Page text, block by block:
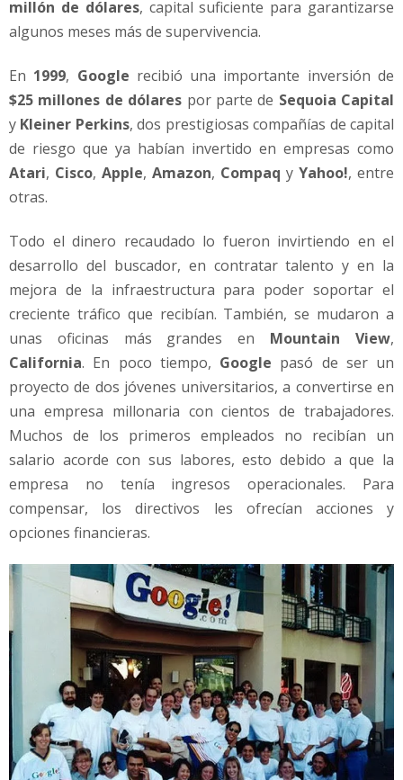
millón de dólares, capital suficiente para garantizarse
algunos meses más de supervivencia.
En 1999, Google recibió una importante inversión de
$25 millones de dólares por parte de Sequoia Capital
y Kleiner Perkins, dos prestigiosas compañías de capital
de riesgo que ya habían invertido en empresas como
Atari, Cisco, Apple, Amazon, Compaq y Yahoo!, entre
otras.
Todo el dinero recaudado lo fueron invirtiendo en el
desarrollo del buscador, en contratar talento y en la
mejora de la infraestructura para poder soportar el
creciente tráfico que recibían. También, se mudaron a
unas oficinas más grandes en Mountain View,
California. En poco tiempo, Google pasó de ser un
proyecto de dos jóvenes universitarios, a convertirse en
una empresa millonaria con cientos de trabajadores.
Muchos de los primeros empleados no recibían un
salario acorde con sus labores, esto debido a que la
empresa no tenía ingresos operacionales. Para
compensar, los directivos les ofrecían acciones y
opciones financieras.